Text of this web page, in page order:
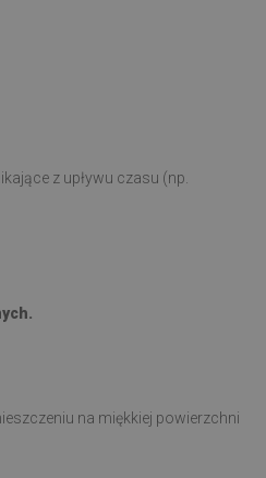
z upływu czasu (np.
na miękkiej powierzchni